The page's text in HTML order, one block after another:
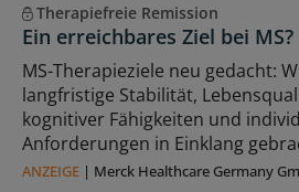
Therapiefreie Remission
Ein erreichbares Ziel bei MS?
MS-Therapieziele neu gedacht:
langfristige Stabilität,
kognitiver Fähigkeiten und
Anforderungen in Einklang
ANZEIGE | Merck Healthcare Germany